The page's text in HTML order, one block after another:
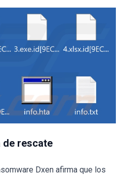
de rescate
Dxen afirma que los